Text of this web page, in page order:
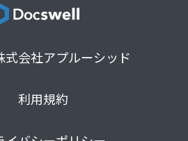
式会社アプルーシッド
利用規約